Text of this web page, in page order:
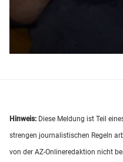
Hinweis: Diese Meldung ist Teil
strengen journalistischen Regeln
von der AZ-Onlineredaktion nicht